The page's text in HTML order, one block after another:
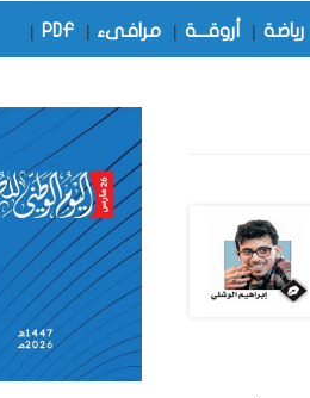
رياضة | أروقـــة | مرافىء |
PDF
|